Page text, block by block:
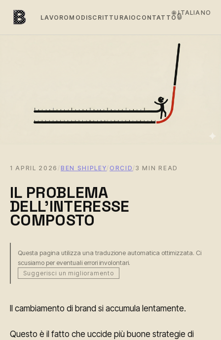
LAVORO MODISCRITTURAIO CONTATTO 🔒
1 APRIL 2026 / BEN SHIPLEY/ ORCID /3 MIN READ
IL PROBLEMA
DELL'INTERESSE
COMPOSTO
Questa pagina utilizza una traduzione automatica ottimizzata. Ci
scusiamo per eventuali errori involontari.
Suggerisci un miglioramento
Il cambiamento di brand si accumula lentamente.
Questo è il fatto che uccide più buone strategie di
🌐 ITALIANO